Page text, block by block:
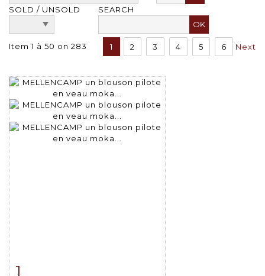
SOLD / UNSOLD
SEARCH
Item 1 à 50 on 283 1 2 3 4 5 6 Next
1